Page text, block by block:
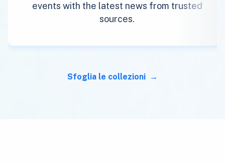
events with the latest news from trusted
sources.
Sfoglia le collezioni